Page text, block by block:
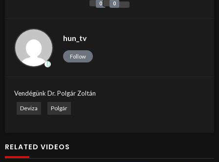
0 0
hun_tv
Follow
Vendégünk Dr. Polgár Zoltán
Deviza Polgár
RELATED VIDEOS